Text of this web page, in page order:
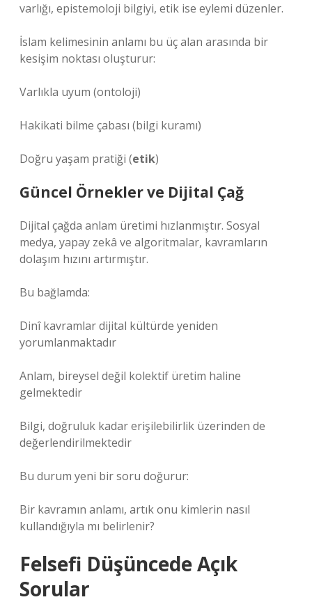
varlığı, epistemoloji bilgiyi, etik ise eylemi düzenler.
İslam kelimesinin anlamı bu üç alan arasında bir
kesişim noktası oluşturur:
Varlıkla uyum (ontoloji)
Hakikati bilme çabası (bilgi kuramı)
Doğru yaşam pratiği (etik)
Güncel Örnekler ve Dijital Çağ
Dijital çağda anlam üretimi hızlanmıştır. Sosyal
medya, yapay zekâ ve algoritmalar, kavramların
dolaşım hızını artırmıştır.
Bu bağlamda:
Dinî kavramlar dijital kültürde yeniden
yorumlanmaktadır
Anlam, bireysel değil kolektif üretim haline
gelmektedir
Bilgi, doğruluk kadar erişilebilirlik üzerinden de
değerlendirilmektedir
Bu durum yeni bir soru doğurur:
Bir kavramın anlamı, artık onu kimlerin nasıl
kullandığıyla mı belirlenir?
Felsefi Düşüncede Açık
Sorular